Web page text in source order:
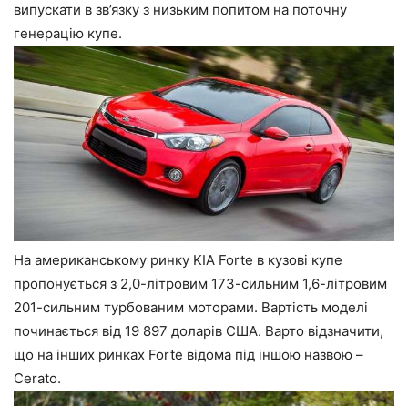
випускати в зв’язку з низьким попитом на поточну
генерацію купе.
На американському ринку KIA Forte в кузові купе
пропонується з 2,0-літровим 173-сильним 1,6-літровим
201-сильним турбованим моторами. Вартість моделі
починається від 19 897 доларів США. Варто відзначити,
що на інших ринках Forte відома під іншою назвою –
Cerato.